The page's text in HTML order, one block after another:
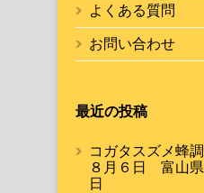
よくある質問
お問い合わせ
最近の投稿
コガタスズメ蜂
８月６日 富山
日